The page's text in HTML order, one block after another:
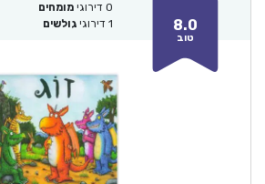
8.0
טוב
0 דירוגי מומחים
1 דירוגי גולשים